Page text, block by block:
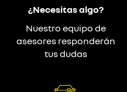
¿Necesitas algo?
Nuestro equipo de
asesores responderán
tus dudas